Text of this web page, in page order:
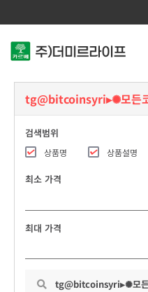
tg@bitcoinsyri▸✺모든
검색범위
상품명 상품설명
최소 가격
최대 가격